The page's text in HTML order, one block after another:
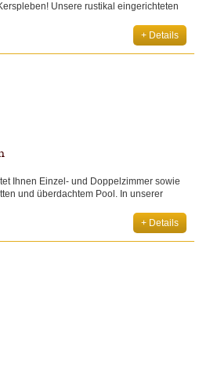
Unsere rustikal eingerichteten
+ Details
Ihnen Einzel- und Doppelzimmer sowie
und überdachtem Pool. In unserer
+ Details